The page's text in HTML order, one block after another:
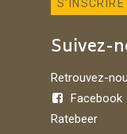
Suivez-
Retrouvez-
Facebook
Ratebeer